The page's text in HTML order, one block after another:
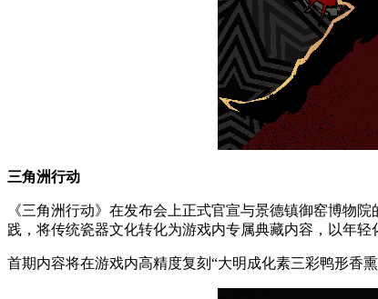
三角洲行动
《三角洲行动》在发布会上正式官宣与景德镇御窑博物
践，将传统瓷器文化转化为游戏内专属典藏内容，以年轻
首期内容将在游戏内高精度复刻“大明成化素三彩鸭形香